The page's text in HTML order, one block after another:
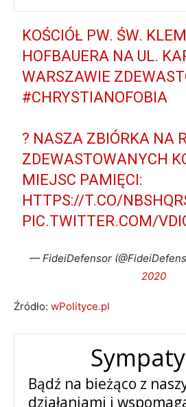
KOŚCIÓŁ PW. ŚW.
HOFBAUERA NA UL.
WARSZAWIE
#CHRYSTIANOFOBIA
? NASZA ZBIÓRKA NA
ZDEWASTOWANYCH
MIEJSC PAMIĘCI:
HTTPS://T.CO/
PIC.TWITTER.COM/
— FideiDefensor
2020
Źródło: wPolityce.pl
Bądź na bieżąco z
działaniami i